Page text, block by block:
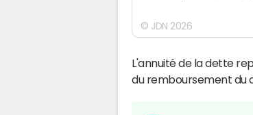
© JDN 2026
L'annuité de la dette
du remboursement du